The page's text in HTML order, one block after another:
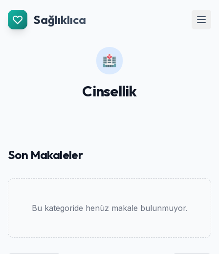
İçeriğe Git
Sağlıklıca
🏥
Cinsellik
Son Makaleler
Bu kategoride henüz makale bulunmuyor.